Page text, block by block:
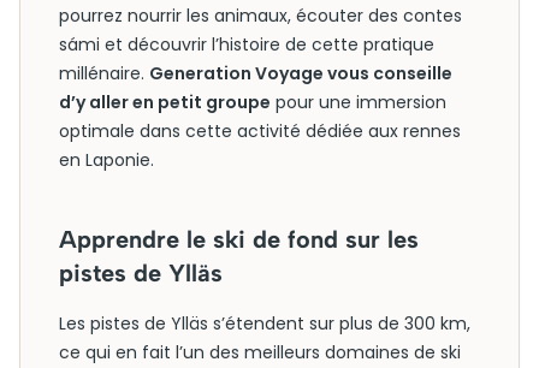
pourrez nourrir les animaux, écouter des contes
sámi et découvrir l’histoire de cette pratique
millénaire. Generation Voyage vous conseille
d’y aller en petit groupe pour une immersion
optimale dans cette activité dédiée aux rennes
en Laponie.
Apprendre le ski de fond sur les
pistes de Ylläs
Les pistes de Ylläs s’étendent sur plus de 300 km,
ce qui en fait l’un des meilleurs domaines de ski